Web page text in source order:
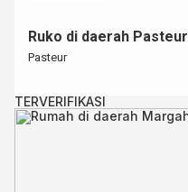
Ruko di daerah Pasteur
Pasteur
TERVERIFIKASI